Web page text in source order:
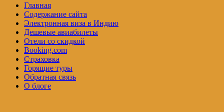
Главная
Содержание сайта
Электронная виза в Индию
Дешевые авиабилеты
Отели со скидкой
Booking.com
Страховка
Горящие туры
Обратная связь
О блоге